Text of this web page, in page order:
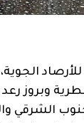
وبروز
الشرقي